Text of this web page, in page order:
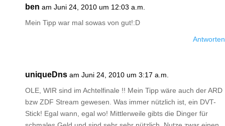
ben am Juni 24, 2010 um 12:03 a.m.
Mein Tipp war mal sowas von gut!:D
Antworten
uniqueDns am Juni 24, 2010 um 3:17 a.m.
OLE, WIR sind im Achtelfinale !! Mein Tipp wäre auch der ARD
bzw ZDF Stream gewesen. Was immer nützlich ist, ein DVT-
Stick! Egal wann, egal wo! Mittlerweile gibts die Dinger für